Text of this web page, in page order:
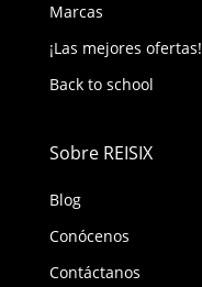
Marcas
¡Las mejores ofertas!
Back to school
Sobre REISIX
Blog
Conócenos
Contáctanos